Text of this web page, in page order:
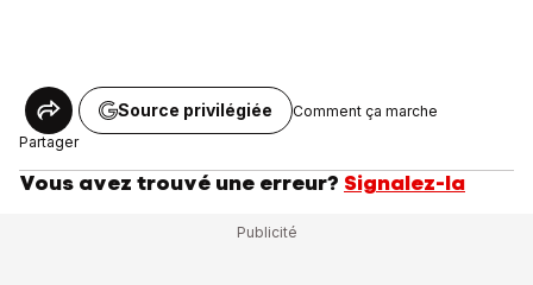
Partager
Source privilégiée Comment ça marche
Vous avez trouvé une erreur? Signalez-la